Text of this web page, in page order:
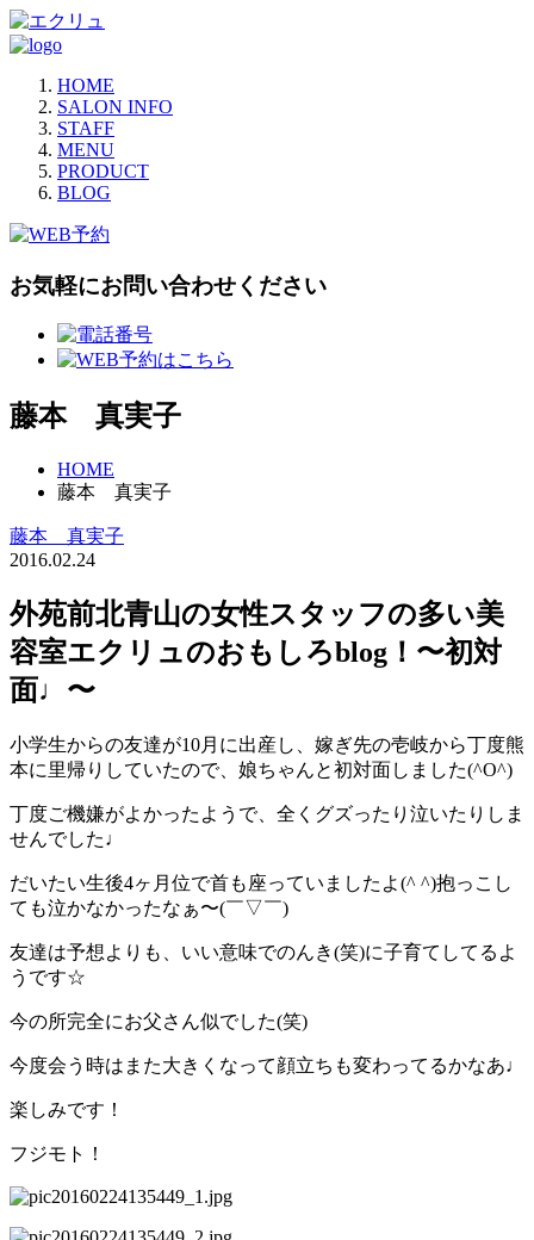
HOME
SALON INFO
STAFF
MENU
PRODUCT
BLOG
お気軽にお問い合わせください
藤本 真実子
HOME
藤本 真実子
藤本 真実子
2016.02.24
外苑前北青山の女性スタッフの多い美
容室エクリュのおもしろblog！〜初対
面♩〜
小学生からの友達が10月に出産し、嫁ぎ先の壱岐から丁度熊
本に里帰りしていたので、娘ちゃんと初対面しました(^O^)
丁度ご機嫌がよかったようで、全くグズったり泣いたりしま
せんでした♩
だいたい生後4ヶ月位で首も座っていましたよ(^ ^)抱っこし
ても泣かなかったなぁ〜(￣▽￣)
友達は予想よりも、いい意味でのんき(笑)に子育てしてるよ
うです☆
今の所完全にお父さん似でした(笑)
今度会う時はまた大きくなって顔立ちも変わってるかなあ♩
楽しみです！
フジモト！